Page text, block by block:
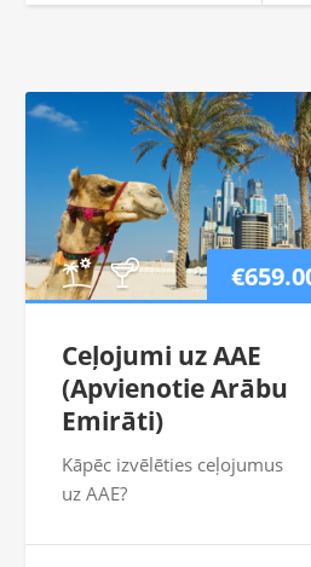
Ceļojumi uz AAE
(Apvienotie Arābu
Emirāti)
Kāpēc izvēlēties ceļojumus
uz AAE?